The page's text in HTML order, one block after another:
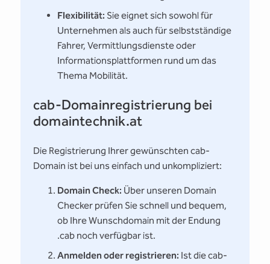
Flexibilität: Sie eignet sich sowohl für
Unternehmen als auch für selbstständige
Fahrer, Vermittlungsdienste oder
Informationsplattformen rund um das
Thema Mobilität.
cab-Domainregistrierung bei
domaintechnik.at
Die Registrierung Ihrer gewünschten cab-
Domain ist bei uns einfach und unkompliziert:
Domain Check: Über unseren Domain
Checker prüfen Sie schnell und bequem,
ob Ihre Wunschdomain mit der Endung
.cab noch verfügbar ist.
Anmelden oder registrieren: Ist die cab-